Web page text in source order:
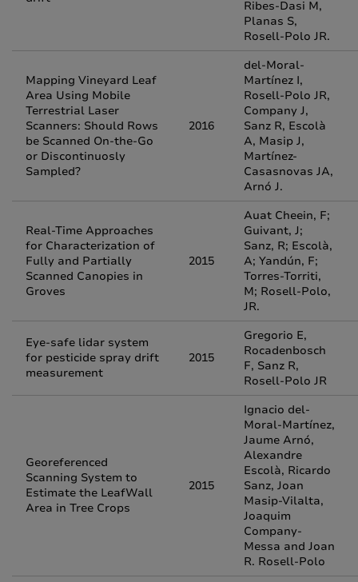
Ribes-Dasi M,
Planas S,
Rosell-Polo JR.
Mapping Vineyard Leaf
Area Using Mobile
Terrestrial Laser
Scanners: Should Rows
be Scanned On-the-Go
or Discontinuosly
Sampled?
2016
del-Moral-
Martínez I,
Rosell-Polo JR,
Company J,
Sanz R, Escolà
A, Masip J,
Martínez-
Casasnovas JA,
Arnó J.
Real-Time Approaches
for Characterization of
Fully and Partially
Scanned Canopies in
Groves
2015
Auat Cheein, F;
Guivant, J;
Sanz, R; Escolà,
A; Yandún, F;
Torres-Torriti,
M; Rosell-Polo,
JR.
Eye-safe lidar system
for pesticide spray drift
measurement
2015
Gregorio E,
Rocadenbosch
F, Sanz R,
Rosell-Polo JR
Georeferenced
Scanning System to
Estimate the LeafWall
Area in Tree Crops
2015
Ignacio del-
Moral-Martínez,
Jaume Arnó,
Alexandre
Escolà, Ricardo
Sanz, Joan
Masip-Vilalta,
Joaquim
Company-
Messa and Joan
R. Rosell-Polo